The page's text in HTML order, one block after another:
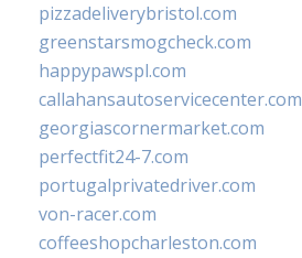
pizzadeliverybristol.com
greenstarsmogcheck.com
happypawspl.com
callahansautoservicecenter.com
georgiascornermarket.com
perfectfit24-7.com
portugalprivatedriver.com
von-racer.com
coffeeshopcharleston.com